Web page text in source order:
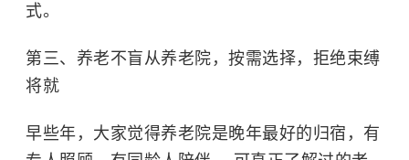
式。
第三、养老不盲从养老院，按需选择，拒绝束缚
将就
早些年，大家觉得养老院是晚年最好的归宿，有